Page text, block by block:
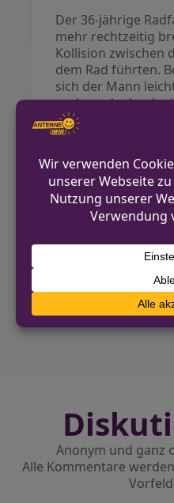
Der 36-jährige
mehr rechtzeitig
Kollision zwischen
dem Rad führten.
sich der Mann
und wurde durch
Anschließend
des Radfahrers
Unfallstelle ab.
VORHERIGER
Unfall in Velbert:
Polizei sucht nach
Anonym und ganz
Alle Kommentare